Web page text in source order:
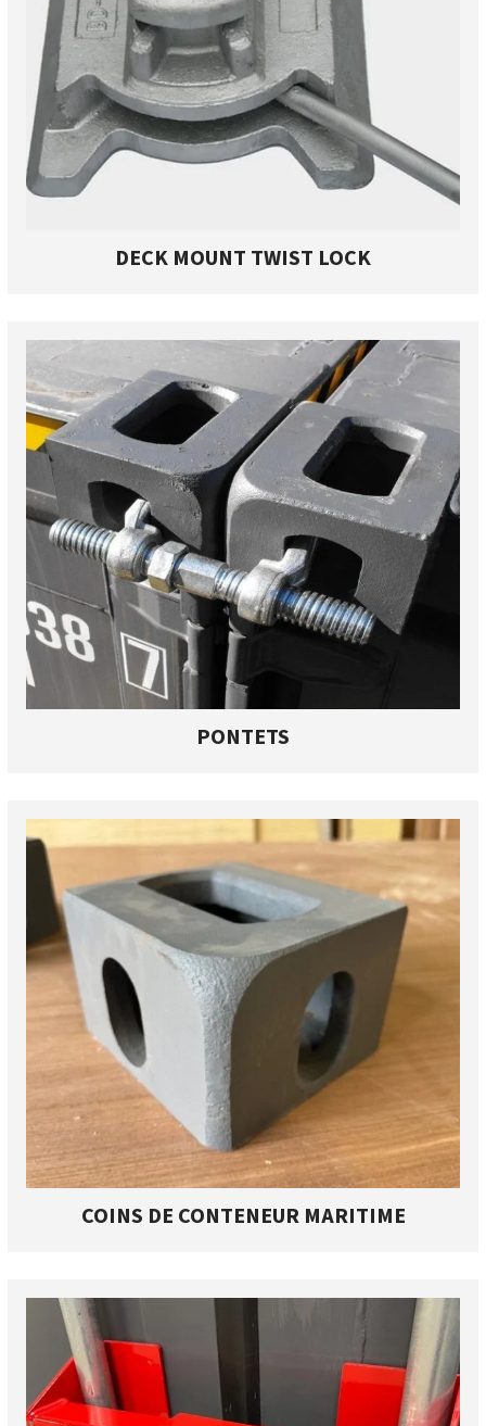
DECK MOUNT TWIST LOCK
PONTETS
COINS DE CONTENEUR MARITIME